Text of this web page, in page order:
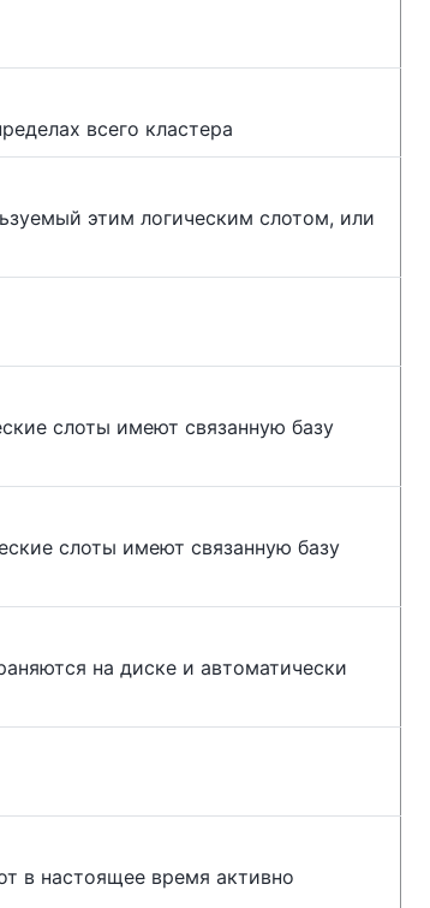
всего кластера
этим логическим слотом, или
слоты имеют связанную базу
слоты имеют связанную базу
на диске и автоматически
в настоящее время активно